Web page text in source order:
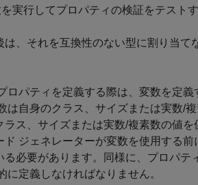
実行してプロパティの検証をテスト
は、それを互換性のない型に割り当
ロパティを定義する際は、変数を定
は自身のクラス、サイズまたは実数/
ラス、サイズまたは実数/複素数の値
ジェネレーターが変数を使用する
る必要があります。同様に、プロパテ
に定義しなければなりません。